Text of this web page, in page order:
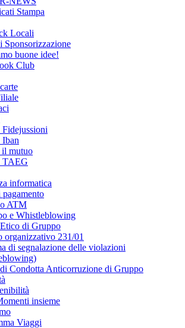
Stampa
Locali
Sponsorizzazione
buone idee!
Club
il mutuo
TAEG
informatica
pagamento
ATM
e Whistleblowing
di Gruppo
organizzativo 231/01
di segnalazione delle violazioni
Condotta Anticorruzione di Gruppo
insieme
Viaggi